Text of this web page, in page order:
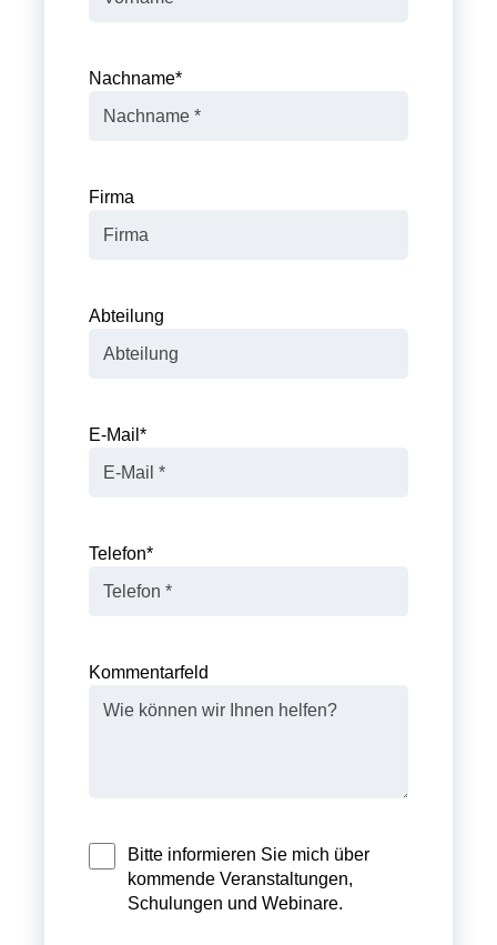
Nachname*
Firma
Abteilung
E-Mail *
Telefon*
Kommentarfeld
Bitte informieren Sie mich über
kommende Veranstaltungen,
Schulungen und Webinare.